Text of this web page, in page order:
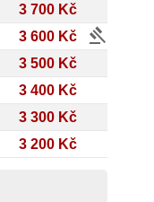
3 700 Kč
3 600 Kč gavel
3 500 Kč
3 400 Kč
3 300 Kč
3 200 Kč